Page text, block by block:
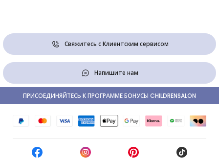
Свяжитесь с Клиентским сервисом
Напишите нам
ПРИСОЕДИНЯЙТЕСЬ К ПРОГРАММЕ БОНУСЫ CHILDRENSALON